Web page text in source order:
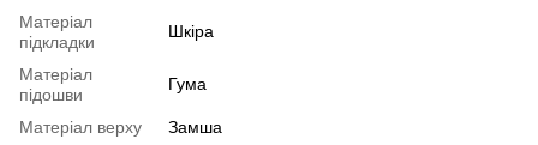
Матеріал
підкладки
Шкіра
Матеріал
підошви
Гума
Матеріал верху
Замша